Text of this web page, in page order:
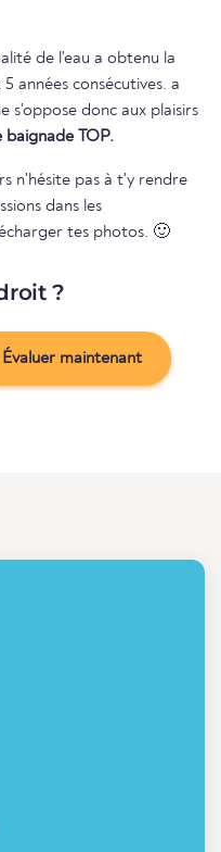
de l'eau a obtenu la
années consécutives. a
s'oppose donc aux plaisirs
baignade TOP.
n'hésite pas à t'y rendre
dans les
tes photos. 🙂
?
Évaluer maintenant